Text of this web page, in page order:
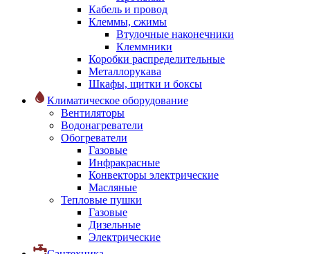
Кабель и провод
Клеммы, сжимы
Втулочные наконечники
Клеммники
Коробки распределительные
Металлорукава
Шкафы, щитки и боксы
Климатическое оборудование
Вентиляторы
Водонагреватели
Обогреватели
Газовые
Инфракрасные
Конвекторы электрические
Масляные
Тепловые пушки
Газовые
Дизельные
Электрические